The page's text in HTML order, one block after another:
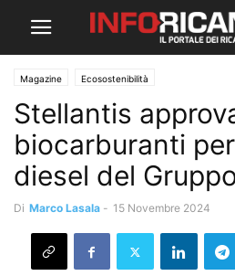
Magazine Ecosostenibilità
Stellantis
biocarburanti
diesel del
Di Marco Lasala - 15 Novembre 2024